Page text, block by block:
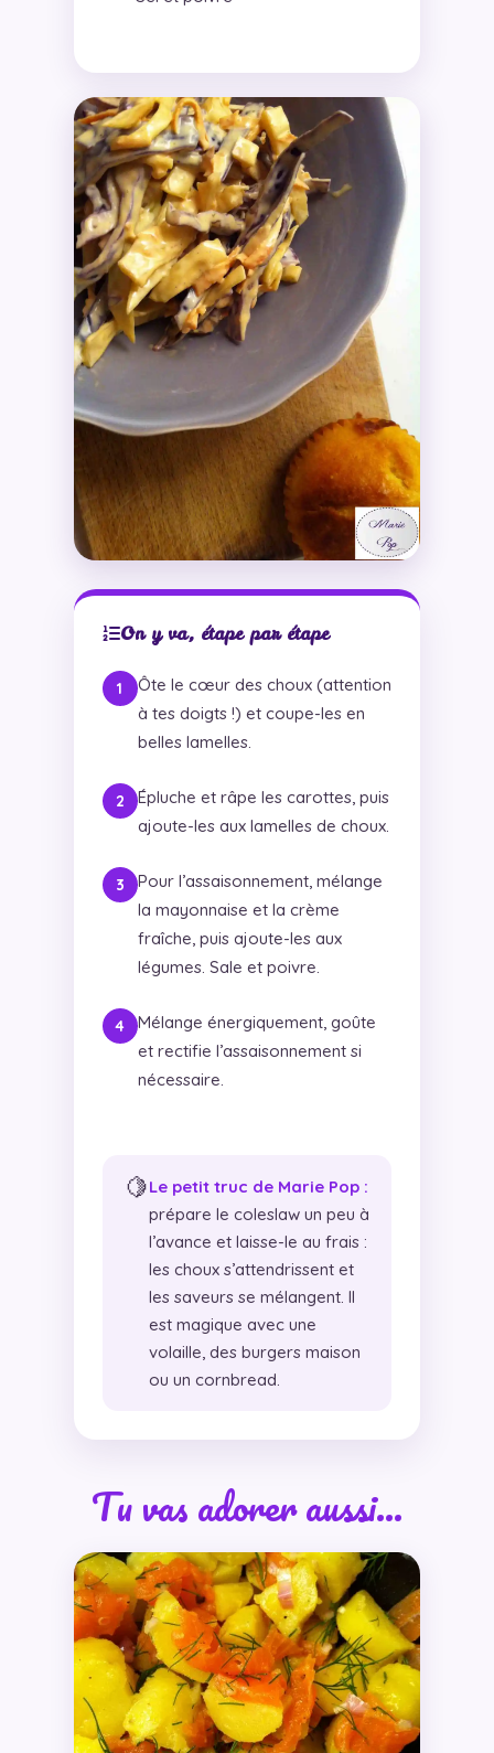
On y va, étape par étape
Ôte le cœur des choux (attention
à tes doigts !) et coupe-les en
belles lamelles.
Épluche et râpe les carottes, puis
ajoute-les aux lamelles de choux.
Pour l’assaisonnement, mélange
la mayonnaise et la crème
fraîche, puis ajoute-les aux
légumes. Sale et poivre.
Mélange énergiquement, goûte
et rectifie l’assaisonnement si
nécessaire.
🍋Le petit truc de Marie Pop :
prépare le coleslaw un peu à
l’avance et laisse-le au frais :
les choux s’attendrissent et
les saveurs se mélangent. Il
est magique avec une
volaille, des burgers maison
ou un cornbread.
Tu vas adorer aussi…